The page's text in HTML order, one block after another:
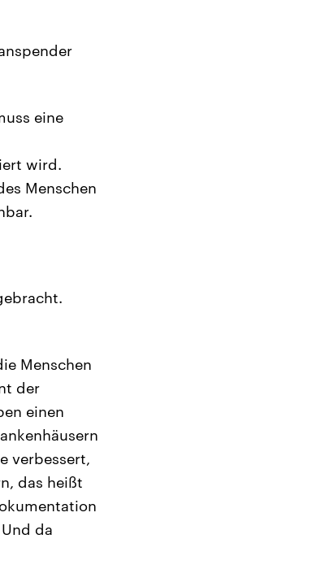
eine
wird.
Menschen
Menschen
der
einen
verbessert,
das heißt
da